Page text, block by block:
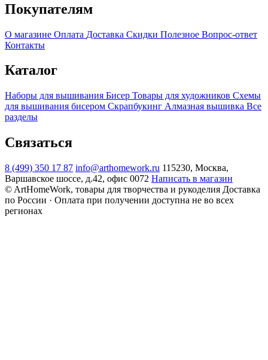
Покупателям
О магазине Оплата Доставка Скидки Полезное Вопрос-ответ
Контакты
Каталог
Наборы для вышивания Бисер Товары для художников Схемы
для вышивания бисером Скрапбукинг Алмазная вышивка Все
разделы
Связаться
8 (499) 350 17 87 info@arthomework.ru 115230, Москва,
Варшавское шоссе, д.42, офис 0072 Написать в магазин
© ArtHomeWork, товары для творчества и рукоделия Доставка
по России · Оплата при получении доступна не во всех
регионах